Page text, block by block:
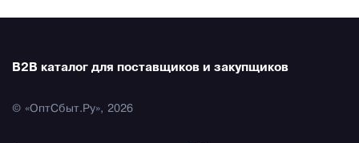
B2B каталог для поставщиков и закупщиков
© «ОптСбыт.Ру», 2026